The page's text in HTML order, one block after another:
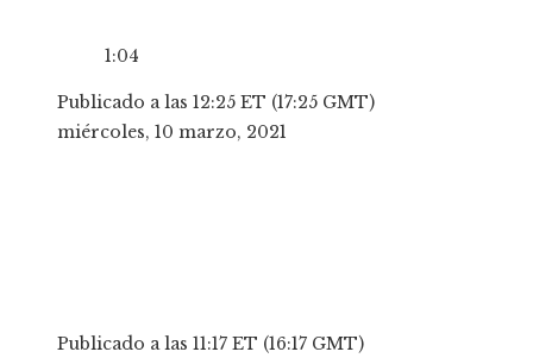
1:04
Publicado a las 12:25 ET (17:25 GMT)
miércoles, 10 marzo, 2021
Publicado a las 11:17 ET (16:17 GMT)